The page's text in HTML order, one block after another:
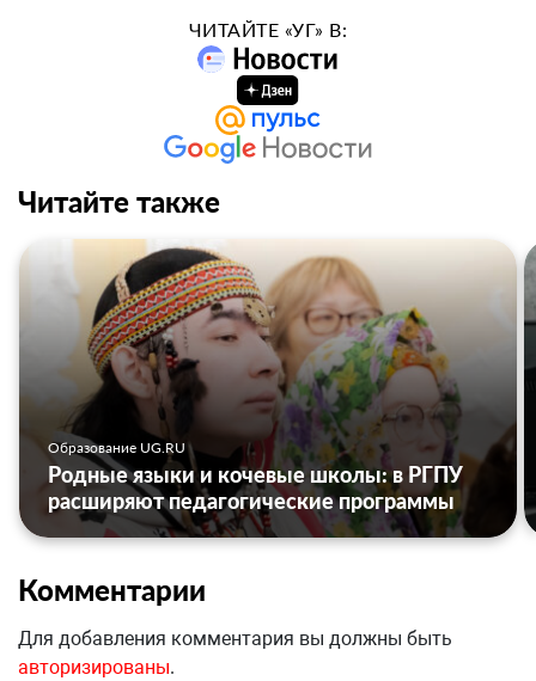
ЧИТАЙТЕ «УГ» В:
Читайте также
Образование UG.RU
Родные языки и кочевые школы: в РГПУ
расширяют педагогические программы
Комментарии
Для добавления комментария вы должны быть
авторизированы.